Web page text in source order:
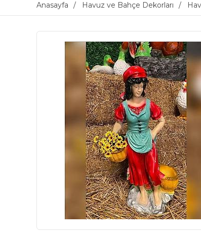
Anasayfa Havuz ve Bahçe Dekorları